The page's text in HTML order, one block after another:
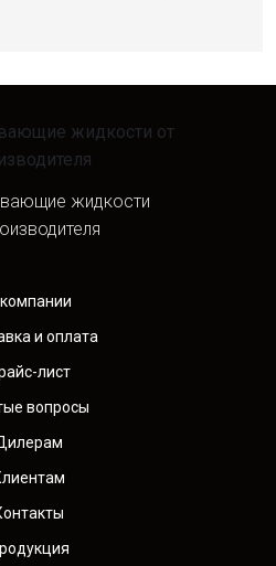
жидкости
и оплата
лист
вопросы